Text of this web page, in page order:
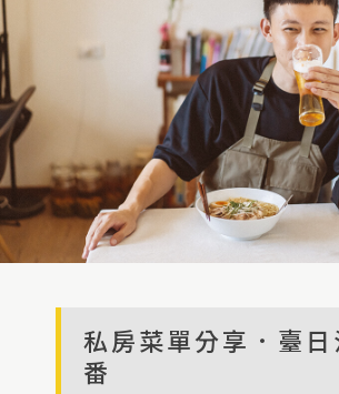
私房菜單分享．臺
番